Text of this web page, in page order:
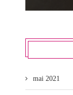
mai 2021